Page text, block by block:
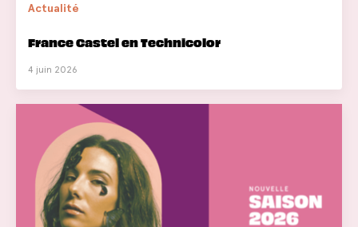
Actualité
France Castel en Technicolor
4 juin 2026